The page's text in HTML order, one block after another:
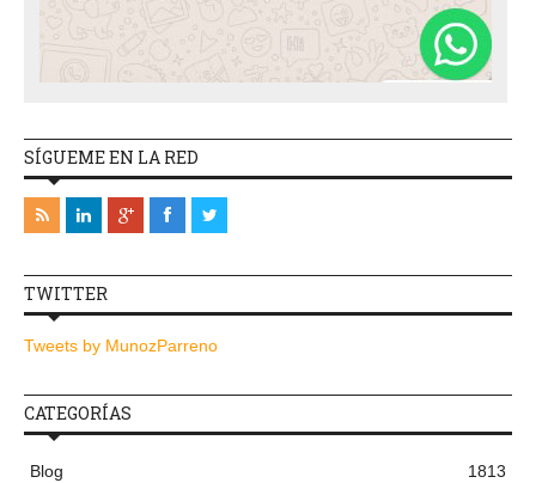
SÍGUEME EN LA RED
TWITTER
Tweets by MunozParreno
CATEGORÍAS
Blog
1813